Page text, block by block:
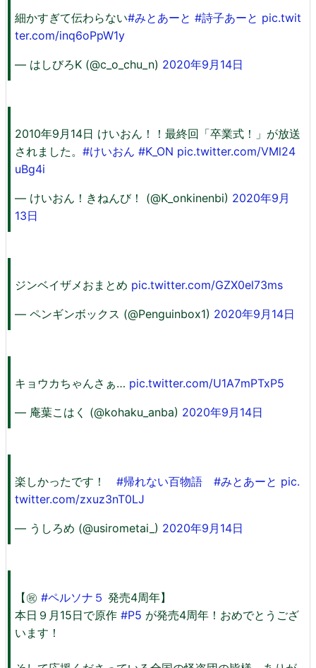
細かすぎて伝わらない#みとあーと #詩子あーと pic.twit
ter.com/inq6oPpW1y
— はしびろK (@c_o_chu_n) 2020年9月14日
2010年9月14日 けいおん！！最終回「卒業式！」が放送
されました。 #けいおん #K_ON pic.twitter.com/VMl24
uBg4i
— けいおん！きねんび！ (@K_onkinenbi) 2020年9月
13日
ジンベイザメおまとめ pic.twitter.com/GZX0el73ms
— ペンギンボックス (@Penguinbox1) 2020年9月14日
キョウカちゃんさぁ… pic.twitter.com/U1A7mPTxP5
— 庵葉こはく (@kohaku_anba) 2020年9月14日
楽しかったです！ #帰れない百物語 #みとあーと pic.
twitter.com/zxuz3nT0LJ
— うしろめ (@usirometai_) 2020年9月14日
【㊗ #ペルソナ５ 発売4周年】
本日９月15日で原作 #P5 が発売4周年！おめでとうござ
います！